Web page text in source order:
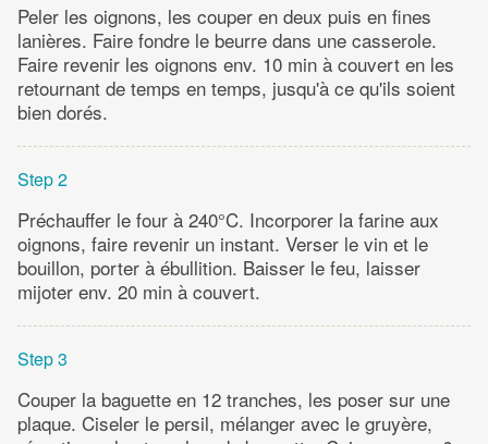
Peler les oignons, les couper en deux puis en fines
lanières. Faire fondre le beurre dans une casserole.
Faire revenir les oignons env. 10 min à couvert en les
retournant de temps en temps, jusqu'à ce qu'ils soient
bien dorés.
Step 2
Préchauffer le four à 240°C. Incorporer la farine aux
oignons, faire revenir un instant. Verser le vin et le
bouillon, porter à ébullition. Baisser le feu, laisser
mijoter env. 20 min à couvert.
Step 3
Couper la baguette en 12 tranches, les poser sur une
plaque. Ciseler le persil, mélanger avec le gruyère,